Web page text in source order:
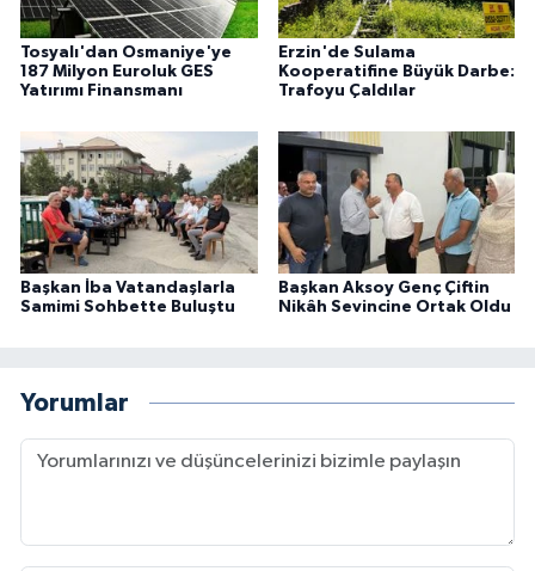
Tosyalı'dan Osmaniye'ye
187 Milyon Euroluk GES
Yatırımı Finansmanı
Erzin'de Sulama
Kooperatifine Büyük Darbe:
Trafoyu Çaldılar
Başkan İba Vatandaşlarla
Samimi Sohbette Buluştu
Başkan Aksoy Genç Çiftin
Nikâh Sevincine Ortak Oldu
Yorumlar